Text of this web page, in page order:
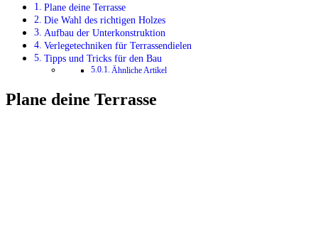
Plane deine Terrasse
Die Wahl des richtigen Holzes
Aufbau der Unterkonstruktion
Verlegetechniken für Terrassendielen
Tipps und Tricks für den Bau
Ähnliche Artikel
Plane deine Terrasse